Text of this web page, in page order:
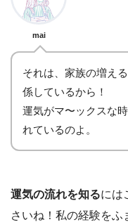
mai
それは、家族の増え
係しているから！
運気がマ〜ックスな
れているのよ。
運気の流れを知るには
さいね！私の経験をふ